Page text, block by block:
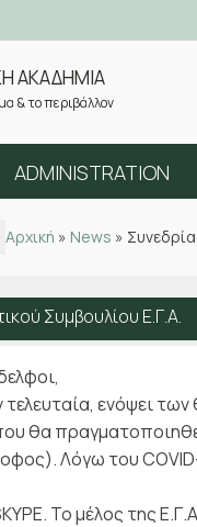
ΑΚΑΔΗΜΙΑ
& το περιβάλλον
ADMINISTRATION
Αρχική » News »
Συμβουλίου Ε.Γ.Α.
ενόψει
θα
Λόγω του
Το μέλος της